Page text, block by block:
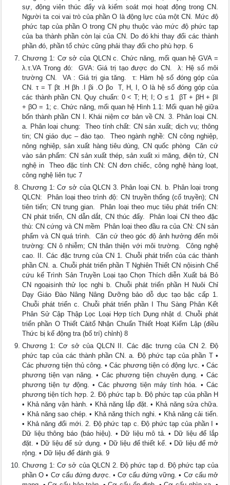
sự, động viên thúc đẩy và kiểm soát mọi hoạt động trong CN.
Người ta coi vai trò của phần O là động lực của một CN. Mức độ
phức tạp của phần O trong CN phụ thuộc vào mức độ phức tạp
của ba thành phần còn lại của CN. Do đó khi thay đổi các thành
phần đó, phần tổ chức cũng phải thay đổi cho phù hợp. 6
Chương 1: Cơ sở của QLCN c. Chức năng, mối quan hệ GVA =
λ.τ.VA Trong đó:  GVA: Giá trị tạo được do CN.  λ: Hệ số môi
trường CN.  VA : Giá trị gia tăng.  τ: Hàm hệ số đóng góp của
CN. τ = T βt .H βh .I βi .O βo  T, H, I, O là hệ số đóng góp của
các thành phần CN. Quy chuẩn: 0 < T; H; I; O ≤ 1  βT + βH + βI
+ βO = 1; c. Chức năng, mối quan hệ Hình 1.1: Mối quan hệ giữa
bốn thành phần CN I. Khái niệm cơ bản về CN. 3. Phân loại CN.
a. Phân loại chung:  Theo tính chất: CN sản xuất; dịch vụ; thông
tin; CN giáo dục – đào tạo.  Theo ngành nghề: CN công nghiệp,
nông nghiệp, sản xuất hàng tiêu dùng, CN quốc phòng  Căn cứ
vào sản phẩm: CN sản xuất thép, sản xuất xi măng, điện tử, CN
nghệ in  Theo đặc tính CN: CN đơn chiếc, công nghệ hàng loạt,
công nghệ liên tục 7
Chương 1: Cơ sở của QLCN 3. Phân loại CN. b. Phân loại trong
QLCN:  Phân loại theo trình độ: CN truyền thống (cổ truyền); CN
tiên tiến; CN trung gian.  Phân loại theo mục tiêu phát triển CN:
CN phát triển, CN dẫn dắt, CN thúc đẩy.  Phân loại CN theo đặc
thù: CN cứng và CN mềm  Phân loại theo đầu ra của CN: CN sản
phẩm và CN quá trình.  Căn cứ theo góc độ ảnh hưởng đến môi
trường: CN ô nhiễm; CN thân thiện với môi trường.  Công nghệ
cao. II. Các đặc trưng của CN 1. Chuỗi phát triển của các thành
phần CN. a. Chuỗi phát triển phần T Nghiên Thiết CN nộisinh Chế
cứu kế Trình Sản Truyền Loại tạo Chọn Thích diễn Xuất bá Bỏ
CN ngoạisinh thử lọc nghi b. Chuỗi phát triển phần H Nuôi Chỉ
Dạy Giáo Đào Nâng Nâng Dưỡng bảo dỗ dục tạo bậc cấp 1.
Chuỗi phát triển c. Chuỗi phát triển phần I Thu Sàng Phân Kết
Phân Sử Cập Thập Lọc Loại Hợp tích Dụng nhật d. Chuỗi phát
triển phần O Thiết Cảitổ Nhận Chuẩn Thiết Hoạt Kiểm Lập (điều
Thức bị kế động tra (bố trí) chỉnh) 8
Chương 1: Cơ sở của QLCN II. Các đặc trưng của CN 2. Độ
phức tạp của các thành phần CN. a. Độ phức tạp của phần T •
Các phương tiện thủ công. • Các phương tiện có động lực. • Các
phương tiện vạn năng. • Các phương tiện chuyên dụng. • Các
phương tiện tự động. • Các phương tiện máy tính hóa. • Các
phương tiện tích hợp. 2. Độ phức tạp b. Độ phức tạp của phần H
• Khả năng vận hành. • Khả năng lắp đặt. • Khả năng sửa chữa.
• Khả năng sao chép. • Khả năng thích nghi. • Khả năng cải tiến.
• Khả năng đổi mới. 2. Độ phức tạp c. Độ phức tạp của phần I •
Dữ liệu thông báo (báo hiệu). • Dữ liệu mô tả. • Dữ liệu để lắp
đặt. • Dữ liệu để sử dụng. • Dữ liệu để thiết kế. • Dữ liệu để mở
rộng. • Dữ liệu để đánh giá. 9
Chương 1: Cơ sở của QLCN 2. Độ phức tạp d. Độ phức tạp của
phần O • Cơ cấu đứng được. • Cơ cấu đứng vững. • Cơ cấu mở